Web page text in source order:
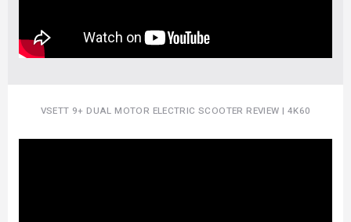
VSETT 9+ DUAL MOTOR ELECTRIC SCOOTER REVIEW | 4K60